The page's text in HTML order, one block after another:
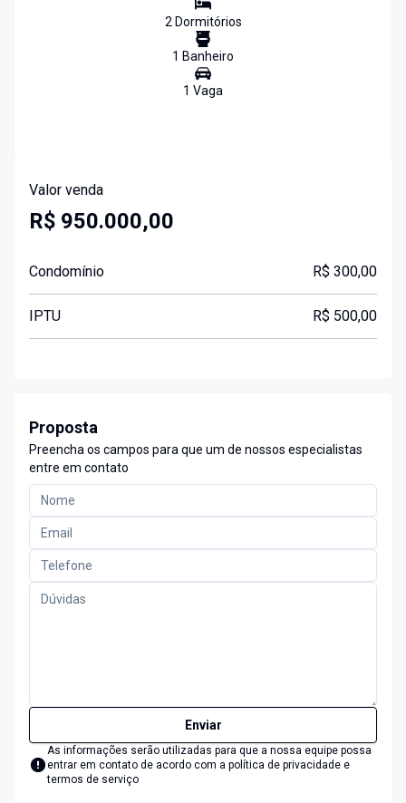
2Dormitórios
1 Banheiro
1 Vaga
Valor venda
R$ 950.000,00
Condomínio R$ 300,00
IPTU R$ 500,00
Proposta
Preencha os campos para que um de nossos especialistas
entre em contato
Enviar
As informações serão utilizadas para que a nossa equipe possa
entrar em contato de acordo com a política de privacidade e
termos de serviço